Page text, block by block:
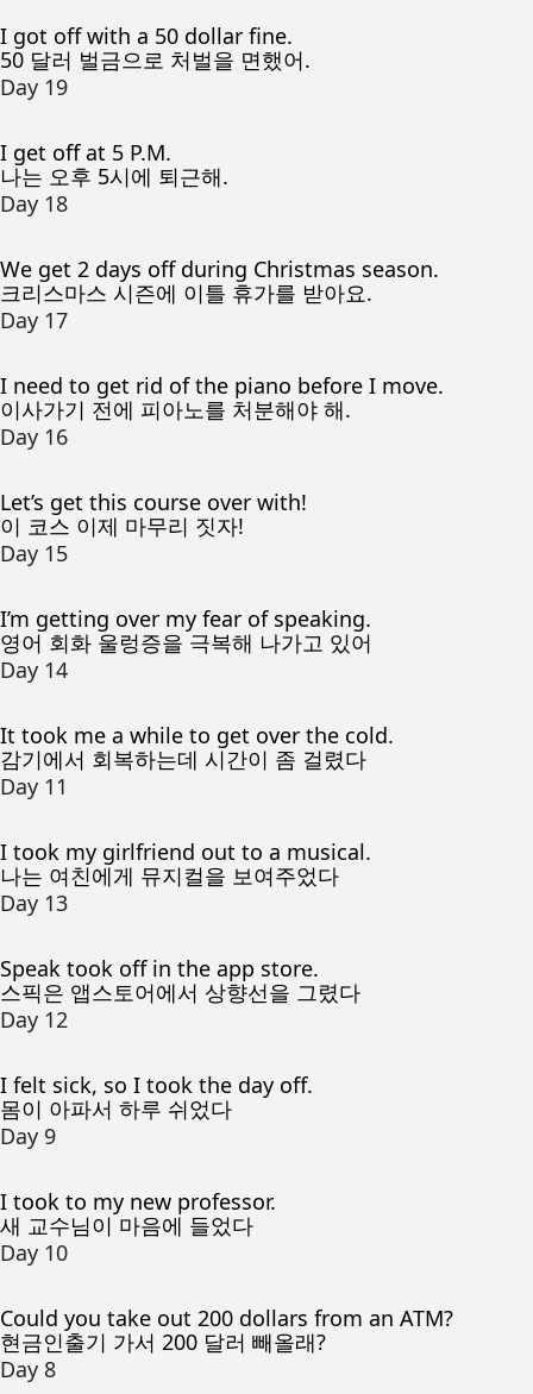
I got off with a 50 dollar fine.
50 달러 벌금으로 처벌을 면했어.
Day 19
I get off at 5 P.M.
나는 오후 5시에 퇴근해.
Day 18
We get 2 days off during Christmas season.
크리스마스 시즌에 이틀 휴가를 받아요.
Day 17
I need to get rid of the piano before I move.
이사가기 전에 피아노를 처분해야 해.
Day 16
Let’s get this course over with!
이 코스 이제 마무리 짓자!
Day 15
I’m getting over my fear of speaking.
영어 회화 울렁증을 극복해 나가고 있어
Day 14
It took me a while to get over the cold.
감기에서 회복하는데 시간이 좀 걸렸다
Day 11
I took my girlfriend out to a musical.
나는 여친에게 뮤지컬을 보여주었다
Day 13
Speak took off in the app store.
스픽은 앱스토어에서 상향선을 그렸다
Day 12
I felt sick, so I took the day off.
몸이 아파서 하루 쉬었다
Day 9
I took to my new professor.
새 교수님이 마음에 들었다
Day 10
Could you take out 200 dollars from an ATM?
현금인출기 가서 200 달러 빼올래?
Day 8